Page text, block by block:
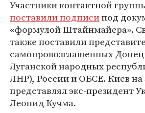
Участники контактной
поставили подписипод
«формулой Штайнмайера».
также поставили
самопровозглашенных
Луганской народных
ЛНР), России и ОБСЕ. Киев на
представлял экс-президент
Леонид Кучма.